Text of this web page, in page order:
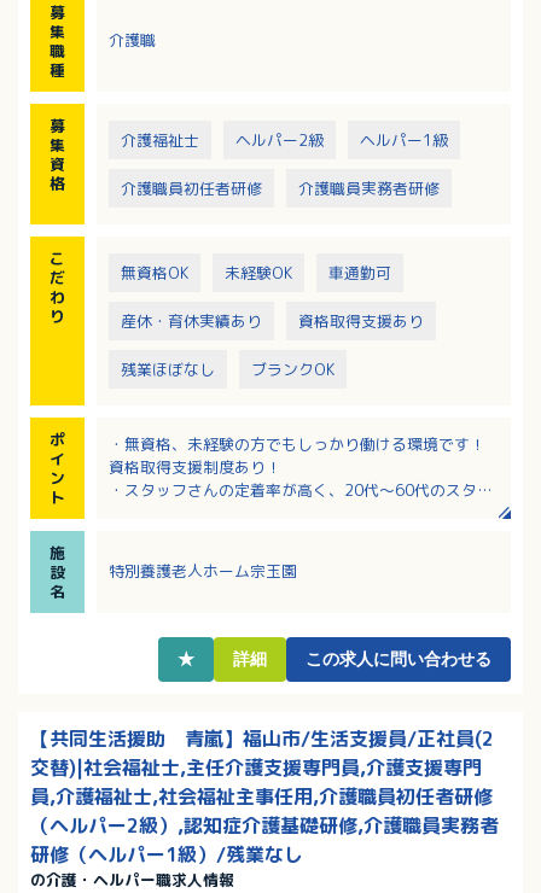
募
集
職
種
介護職
募
集
資
格
介護福祉士 ヘルパー2級 ヘルパー1級
介護職員初任者研修 介護職員実務者研修
こ
だ
わ
り
無資格OK 未経験OK 車通勤可
産休・育休実績あり 資格取得支援あり
残業ほぼなし ブランクOK
ポ
イ
ン
ト
・無資格、未経験の方でもしっかり働ける環境です！
資格取得支援制度あり！
・スタッフさんの定着率が高く、20代～60代のスタッ
・夜勤のみの勤務も可能です！柔軟な働き方ができま
す！
施
設
名
特別養護老人ホーム宗玉園
★ 詳細 この求人に問い合わせる
【共同生活援助 青嵐】福山市/生活支援員/正社員(2
交替)|社会福祉士,主任介護支援専門員,介護支援専門
員,介護福祉士,社会福祉主事任用,介護職員初任者研修
（ヘルパー2級）,認知症介護基礎研修,介護職員実務者
研修（ヘルパー1級）/残業なし
の介護・ヘルパー職求人情報